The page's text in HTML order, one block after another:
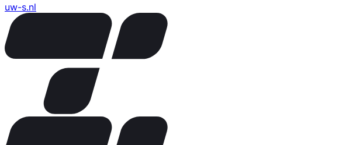
uw-s.nl